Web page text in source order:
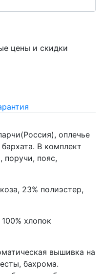
цены и скидки
оплечье
В комплект
поручи, пояс,
23% полиэстер,
хлопок
вышивка на
бахрома.